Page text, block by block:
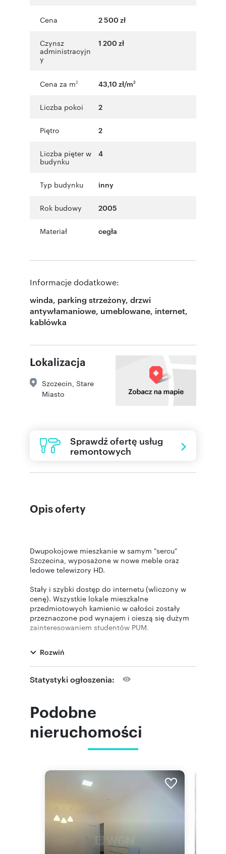
Cena 2 500 zł
Czynsz
administracyjn
y
1 200 zł
Cena za m2 43,10 zł/m2
Liczba pokoi 2
Piętro 2
Liczba pięter w
budynku
4
Typ budynku inny
Rok budowy 2005
Materiał cegła
Informacje dodatkowe:
winda, parking strzeżony, drzwi
antywłamaniowe, umeblowane, internet,
kablówka
Lokalizacja
Szczecin Stare
Miasto
Sprawdź ofertę usług
remontowych
Opis oferty
Dwupokojowe mieszkanie w samym "sercu"
Szczecina, wyposażone w nowe meble oraz
ledowe telewizory HD.
Stały i szybki dostęp do internetu (wliczony w
cenę). Wszystkie lokale mieszkalne
przedmiotowych kamienic w całości zostały
przeznaczone pod wynajem i cieszą się dużym
zainteresowaniem studentów PUM.
monitorowany. Na dziedzińcu budynku miejsca
postojowe (dodatkowo płatne) oraz pięknie
zadbany ogród. Czynsz najmu zawiera wszystkie
opłaty i naliczany jest w zależności od ilości
Cena 2500 zł czynsz + media 1200 zł = 3700
netto (+ firma 23% VAT, osoba fizyczna 8%)
::LINK DO STRONY
http://www.lex-house.pl/oferta.aspx?
Rozwiń
Statystyki ogłoszenia:
Podobne
nieruchomości